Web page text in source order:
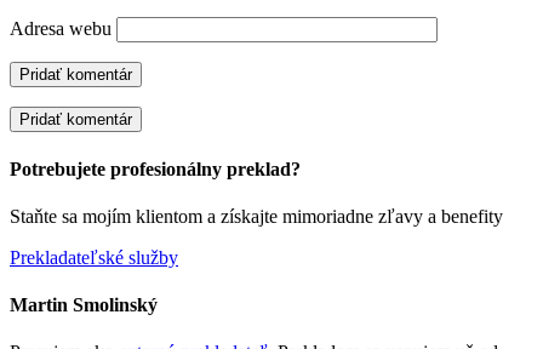
Adresa webu
Pridať komentár
Potrebujete profesionálny preklad?
Staňte sa mojím klientom a získajte mimoriadne zľavy a benefity
Prekladateľské služby
Martin Smolinský